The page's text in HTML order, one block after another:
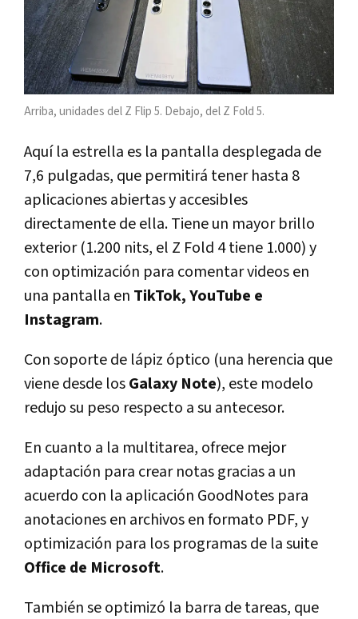
Arriba, unidades del Z Flip 5. Debajo, del Z Fold 5.
Aquí la estrella es la pantalla desplegada de
7,6 pulgadas, que permitirá tener hasta 8
aplicaciones abiertas y accesibles
directamente de ella. Tiene un mayor brillo
exterior (1.200 nits, el Z Fold 4 tiene 1.000) y
con optimización para comentar videos en
una pantalla en TikTok, YouTube e
Instagram.
Con soporte de lápiz óptico (una herencia que
viene desde losGalaxy Note), este modelo
redujo su peso respecto a su antecesor.
En cuanto a la multitarea, ofrece mejor
adaptación para crear notas gracias a un
acuerdo con la aplicación GoodNotes para
anotaciones en archivos en formato PDF, y
optimización para los programas de la suite
Office de Microsoft.
También se optimizó la barra de tareas, que